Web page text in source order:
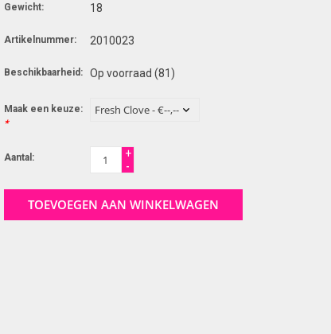
Gewicht: 18
Artikelnummer: 2010023
Beschikbaarheid: Op voorraad (81)
Maak een keuze:
*
Aantal:
+
-
TOEVOEGEN AAN WINKELWAGEN